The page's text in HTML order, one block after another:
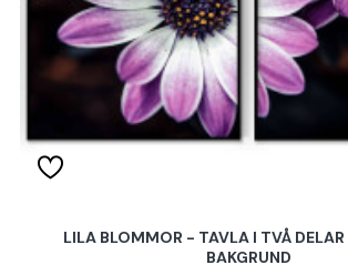
LILA BLOMMOR - TAVLA I TVÅ
BAKGRUND